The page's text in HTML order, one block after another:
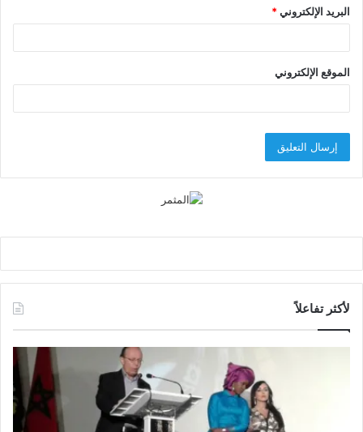
البريد الإلكتروني*
الموقع الإلكتروني
لأكثر تفاعلاً